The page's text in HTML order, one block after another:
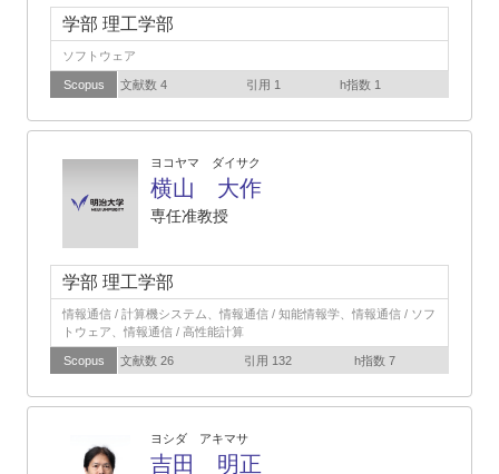
学部 理工学部
ソフトウェア
Scopus 文献数 4 引用 1 h指数 1
ヨコヤマ ダイサク
横山 大作
専任准教授
学部 理工学部
情報通信 / 計算機システム、情報通信 / 知能情報学、情報通信 / ソフ
トウェア、情報通信 / 高性能計算
Scopus 文献数 26 引用 132 h指数 7
ヨシダ アキマサ
吉田 明正